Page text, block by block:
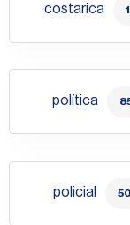
costarica
política
policial 50